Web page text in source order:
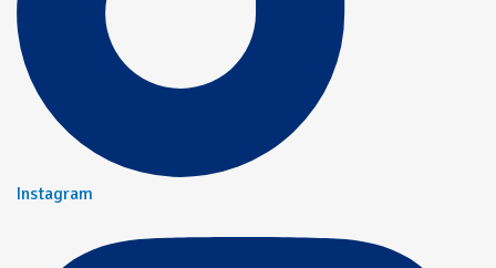
Instagram